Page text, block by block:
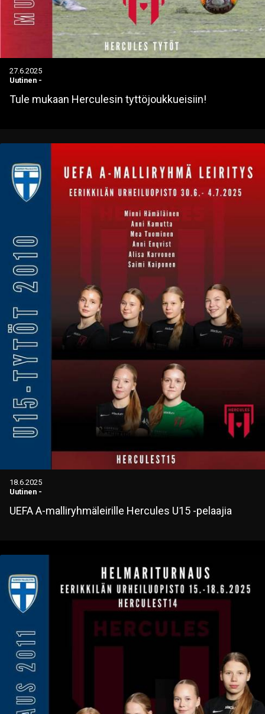
27.6.2025
Uutinen -
Tule mukaan Herculesin tyttöjoukkueisiin!
18.6.2025
Uutinen -
UEFA A-malliryhmäleirille Hercules U15 -pelaajia